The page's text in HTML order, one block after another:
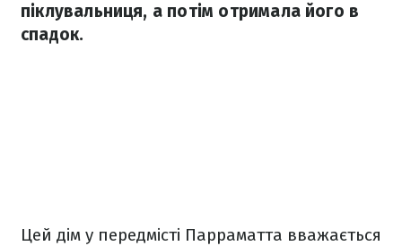
піклувальниця, а потім отримала його в
спадок.
Цей дім у передмісті Парраматта вважається